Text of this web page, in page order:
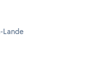
Lande